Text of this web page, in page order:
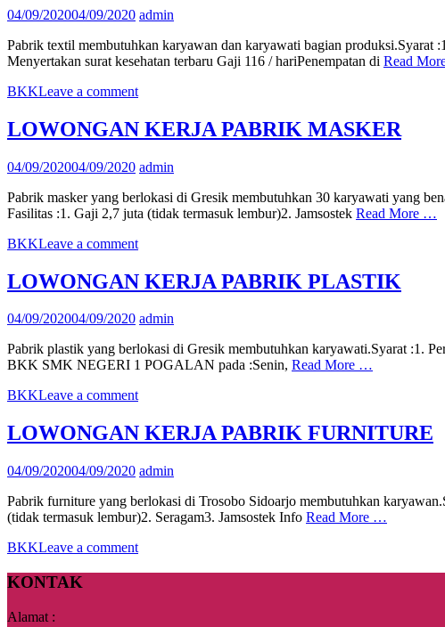
04/09/202004/09/2020 admin
Pabrik textil membutuhkan karyawan dan karyawati bagian produksi.Syarat
Menyertakan surat kesehatan terbaru Gaji 116 / hariPenempatan di Read
BKKLeave a comment
LOWONGAN KERJA PABRIK MASKER
04/09/202004/09/2020 admin
Pabrik masker yang berlokasi di Gresik membutuhkan 30 karyawati yang
Fasilitas :1. Gaji 2,7 juta (tidak termasuk lembur)2. Jamsostek Read More …
BKKLeave a comment
LOWONGAN KERJA PABRIK PLASTIK
04/09/202004/09/2020 admin
Pabrik plastik yang berlokasi di Gresik membutuhkan karyawati.Syarat :1.
BKK SMK NEGERI 1 POGALAN pada :Senin, Read More …
BKKLeave a comment
LOWONGAN KERJA PABRIK FURNITURE
04/09/202004/09/2020 admin
Pabrik furniture yang berlokasi di Trosobo Sidoarjo membutuhkan
(tidak termasuk lembur)2. Seragam3. Jamsostek Info Read More …
BKKLeave a comment
KONTAK
Alamat :